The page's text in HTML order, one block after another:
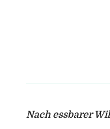
Nach essbarer